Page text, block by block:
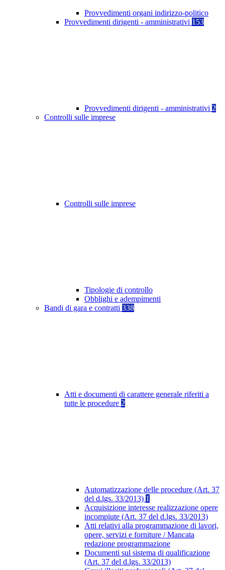
Provvedimenti organi indirizzo-politico
Provvedimenti dirigenti - amministrativi 153
Provvedimenti dirigenti - amministrativi 2
Controlli sulle imprese
Controlli sulle imprese
Tipologie di controllo
Obblighi e adempimenti
Bandi di gara e contratti 338
Atti e documenti di carattere generale riferiti a
tutte le procedure 2
Automatizzazione delle procedure (Art. 37
del d.lgs. 33/2013) 1
Acquisizione interesse realizzazione opere
incompiute (Art. 37 del d.lgs. 33/2013)
Atti relativi alla programmazione di lavori,
opere, servizi e forniture / Mancata
redazione programmazione
Documenti sul sistema di qualificazione
(Art. 37 del d.lgs. 33/2013)